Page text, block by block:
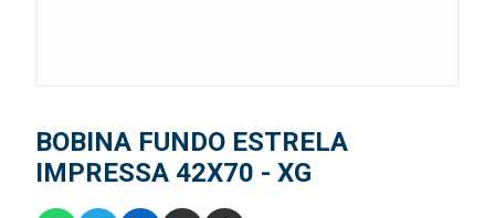
BOBINA FUNDO ESTRELA
IMPRESSA 42X70 - XG